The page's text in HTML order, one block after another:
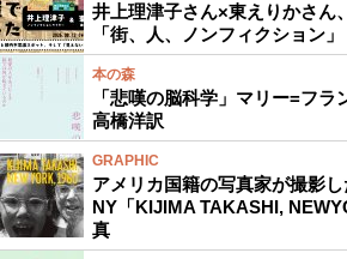
井上理津子さん×東えりかさん
「街、人、ノンフィクション」
本の森
「悲嘆の脳科学」マリー=フ
高橋洋訳
GRAPHIC
アメリカ国籍の写真家が撮影
NY「KIJIMA TAKASHI,
真